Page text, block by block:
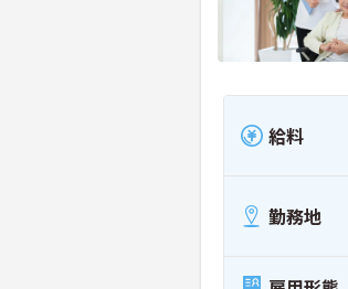
給料
勤務地